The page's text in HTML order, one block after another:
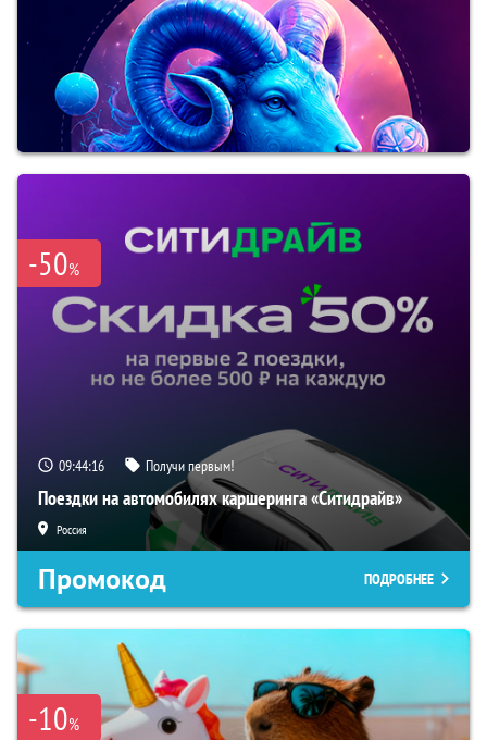
-50%
09:44:15 Получи первым!
Поездки на автомобилях каршеринга «Ситидрайв»
Россия
Промокод ПОДРОБНЕЕ
-10%